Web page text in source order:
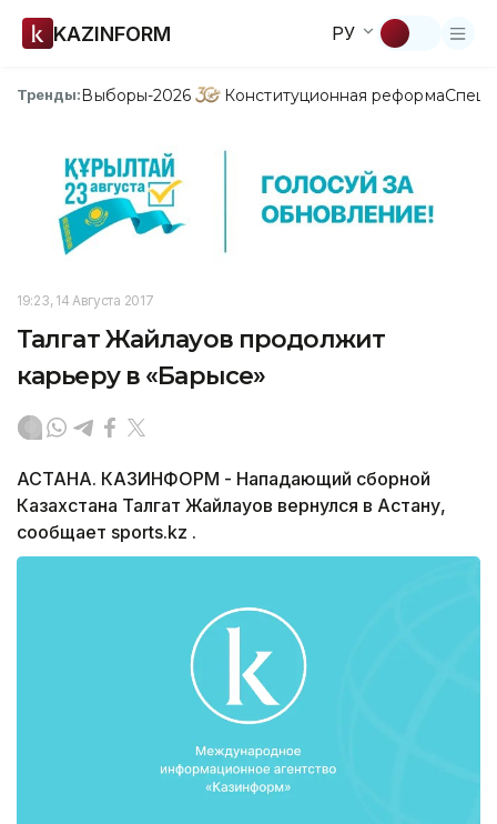
KAZINFORM РУ
Тренды:Выборы-2026 Конституционная реформа
19:23, 14 Августа 2017
Талгат Жайлауов продолжит
карьеру в «Барысе»
АСТАНА. КАЗИНФОРМ - Нападающий сборной
Казахстана Талгат Жайлауов вернулся в Астану,
сообщает sports.kz .